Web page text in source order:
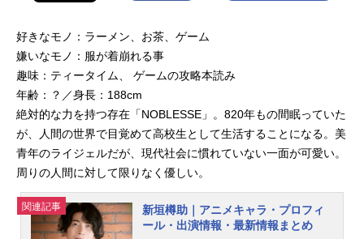
好きなモノ：ラーメン、お茶、ゲーム
嫌いなモノ：服が着崩れる事
趣味：ティータイム、 ゲームの攻略本読み
年齢：？／身長：188cm
絶対的な力を持つ存在「NOBLESSE」。820年もの間眠っていた
が、人間の世界で目覚めて高校生として生活することになる。美
青年のライジェルだが、現代社会に慣れていない一面が可愛い。
周りの人間に対して限りなく優しい。
関連記事
新垣樽助｜アニメキャラ・プロフィ
ール・出演情報・最新情報まとめ